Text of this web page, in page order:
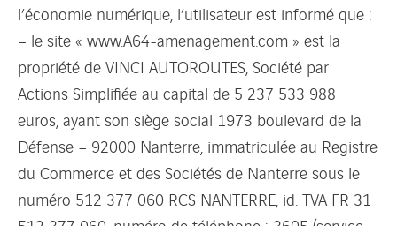
l’économie numérique, l’utilisateur est informé que :
– le site « www.A64-amenagement.com » est la
propriété de VINCI AUTOROUTES, Société par
Actions Simplifiée au capital de 5 237 533 988
euros, ayant son siège social 1973 boulevard de la
Défense – 92000 Nanterre, immatriculée au Registre
du Commerce et des Sociétés de Nanterre sous le
numéro 512 377 060 RCS NANTERRE, id. TVA FR 31